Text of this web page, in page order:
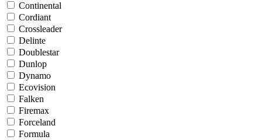
Continental
Cordiant
Crossleader
Delinte
Doublestar
Dunlop
Dynamo
Ecovision
Falken
Firemax
Forceland
Formula